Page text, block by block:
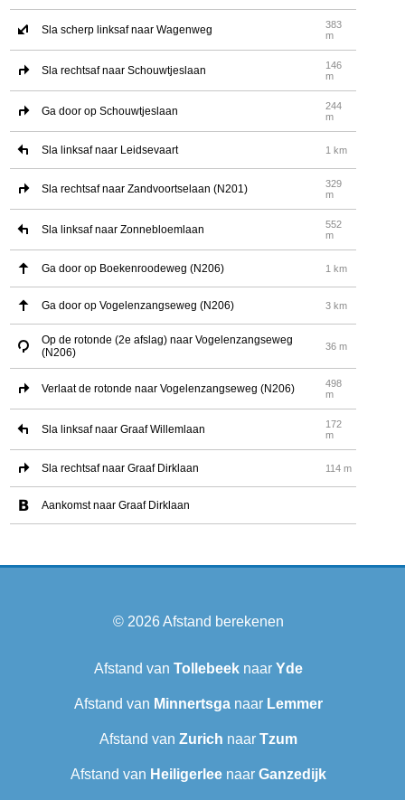
Sla scherp linksaf naar Wagenweg
383
m
Sla rechtsaf naar Schouwtjeslaan
146
m
Ga door op Schouwtjeslaan
244
m
Sla linksaf naar Leidsevaart 1 km
Sla rechtsaf naar Zandvoortselaan (N201)
329
m
Sla linksaf naar Zonnebloemlaan
552
m
Ga door op Boekenroodeweg (N206) 1 km
Ga door op Vogelenzangseweg (N206) 3 km
Op de rotonde (2e afslag) naar Vogelenzangseweg
(N206)
36 m
Verlaat de rotonde naar Vogelenzangseweg (N206)
498
m
Sla linksaf naar Graaf Willemlaan
172
m
Sla rechtsaf naar Graaf Dirklaan 114 m
Aankomst naar Graaf Dirklaan
© 2026Afstand berekenen
Afstand van Tollebeeknaar Yde
Afstand van Minnertsganaar Lemmer
Afstand van Zurich naar Tzum
Afstand van Heiligerleenaar Ganzedijk